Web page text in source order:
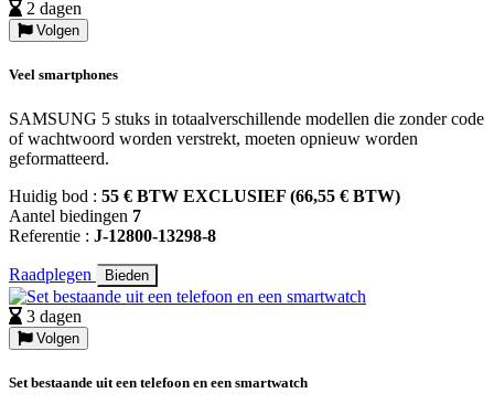
2 dagen
Volgen
Veel smartphones
SAMSUNG 5 stuks in totaalverschillende modellen die zonder code
of wachtwoord worden verstrekt, moeten opnieuw worden
geformatteerd.
Huidig bod : 55 € BTW EXCLUSIEF (66,55 € BTW)
Aantel biedingen 7
Referentie : J-12800-13298-8
Raadplegen Bieden
3 dagen
Volgen
Set bestaande uit een telefoon en een smartwatch